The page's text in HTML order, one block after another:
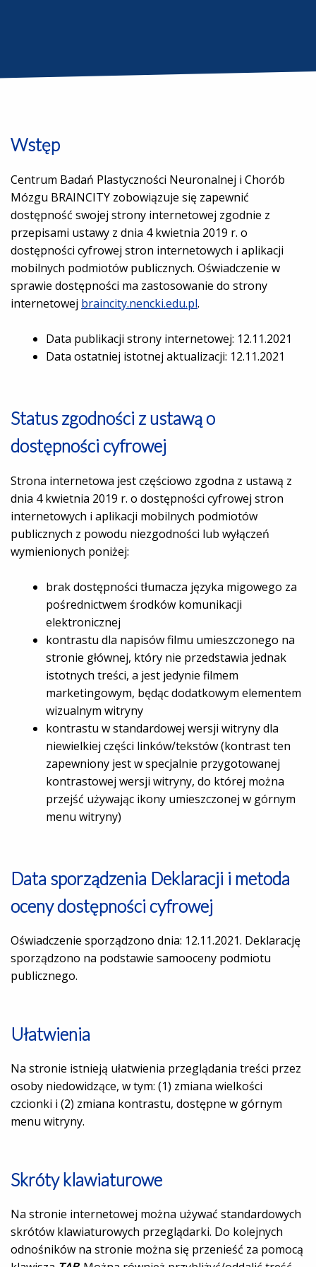
Wstęp
Centrum Badań Plastyczności Neuronalnej i Chorób
Mózgu BRAINCITY zobowiązuje się zapewnić
dostępność swojej strony internetowej zgodnie z
przepisami ustawy z dnia 4 kwietnia 2019 r. o
dostępności cyfrowej stron internetowych i aplikacji
mobilnych podmiotów publicznych. Oświadczenie w
sprawie dostępności ma zastosowanie do strony
internetowej braincity.nencki.edu.pl.
Data publikacji strony internetowej: 12.11.2021
Data ostatniej istotnej aktualizacji: 12.11.2021
Status zgodności z ustawą o
dostępności cyfrowej
Strona internetowa jest częściowo zgodna z ustawą z
dnia 4 kwietnia 2019 r. o dostępności cyfrowej stron
internetowych i aplikacji mobilnych podmiotów
publicznych z powodu niezgodności lub wyłączeń
wymienionych poniżej:
brak dostępności tłumacza języka migowego za
pośrednictwem środków komunikacji
elektronicznej
kontrastu dla napisów filmu umieszczonego na
stronie głównej, który nie przedstawia jednak
istotnych treści, a jest jedynie filmem
marketingowym, będąc dodatkowym elementem
wizualnym witryny
kontrastu w standardowej wersji witryny dla
niewielkiej części linków/tekstów (kontrast ten
zapewniony jest w specjalnie przygotowanej
kontrastowej wersji witryny, do której można
przejść używając ikony umieszczonej w górnym
menu witryny)
Data sporządzenia Deklaracji i metoda
oceny dostępności cyfrowej
Oświadczenie sporządzono dnia: 12.11.2021. Deklarację
sporządzono na podstawie samooceny podmiotu
publicznego.
Ułatwienia
Na stronie istnieją ułatwienia przeglądania treści przez
osoby niedowidzące, w tym: (1) zmiana wielkości
czcionki i (2) zmiana kontrastu, dostępne w górnym
menu witryny.
Skróty klawiaturowe
Na stronie internetowej można używać standardowych
skrótów klawiaturowych przeglądarki. Do kolejnych
odnośników na stronie można się przenieść za pomocą